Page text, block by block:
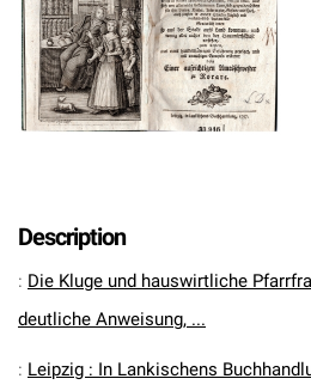
Description
: Die Kluge und hauswirtliche
deutliche Anweisung, ...
: Leipzig : In Lankischens